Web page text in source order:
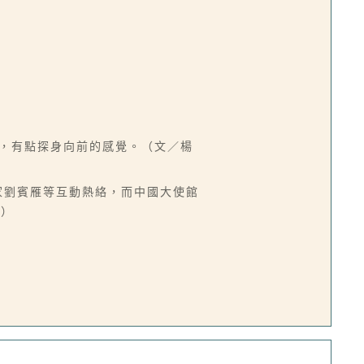
有點探身向前的感覺。（文／楊
賓雁等互動熱絡，而中國大使館